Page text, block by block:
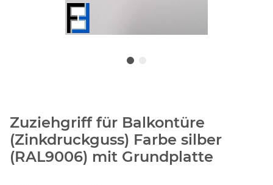
Zuziehgriff für Balkontüre
(Zinkdruckguss) Farbe silber
(RAL9006) mit Grundplatte